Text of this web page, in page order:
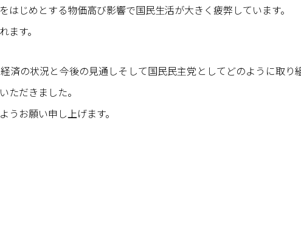
はじめとする物価高び影響で国民生活が大きく疲弊しています。
ます。
済の状況と今後の見通しそして国民民主党としてどのように取
ただきました。
うお願い申し上げます。